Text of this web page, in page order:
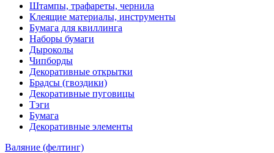
Штампы, трафареты, чернила
Клеящие материалы, инструменты
Бумага для квиллинга
Наборы бумаги
Дыроколы
Чипборды
Декоративные открытки
Брадсы (гвоздики)
Декоративные пуговицы
Тэги
Бумага
Декоративные элементы
Валяние (фелтинг)